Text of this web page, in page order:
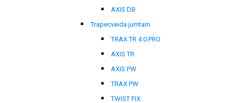
AXIS DB
Trapecveida jumtam
TRAX TR 4.0 PRO
AXIS TR
AXIS PW
TRAX PW
TWIST FIX